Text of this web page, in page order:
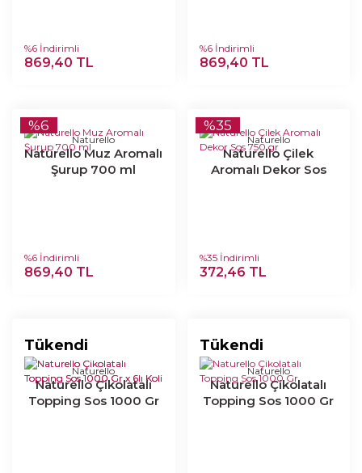
%6 İndirimli
869,40 TL
%6 İndirimli
869,40 TL
%6
Naturello
Naturello Muz Aromalı
Şurup 700 ml
%6 İndirimli
869,40 TL
%35
Naturello
Naturello Çilek
Aromalı Dekor Sos
%35 İndirimli
372,46 TL
Tükendi
Naturello
Naturello Çikolatalı
Topping Sos 1000 Gr
Tükendi
Naturello
Naturello Çikolatalı
Topping Sos 1000 Gr